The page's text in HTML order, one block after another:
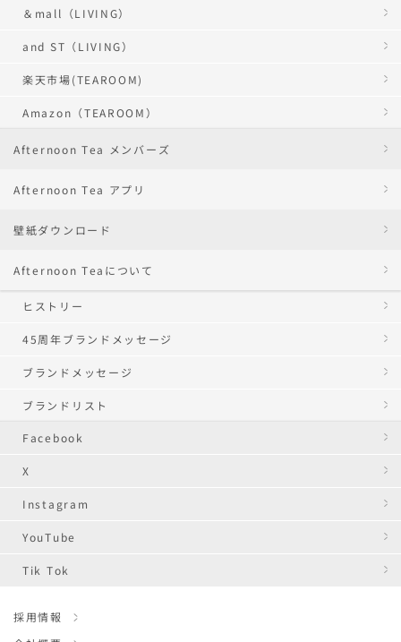
＆mall（LIVING）
and ST（LIVING）
楽天市場(TEAROOM)
Amazon（TEAROOM）
Afternoon Tea メンバーズ
Afternoon Tea アプリ
壁紙ダウンロード
Afternoon Teaについて
ヒストリー
45周年ブランドメッセージ
ブランドメッセージ
ブランドリスト
Facebook
X
Instagram
YouTube
Tik Tok
採用情報